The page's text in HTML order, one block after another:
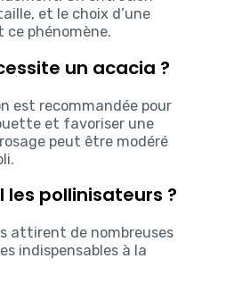
et le choix d’une
phénomène.
un acacia ?
est recommandée pour
et favoriser une
peut être modéré
pollinisateurs ?
attirent de nombreuses
indispensables à la